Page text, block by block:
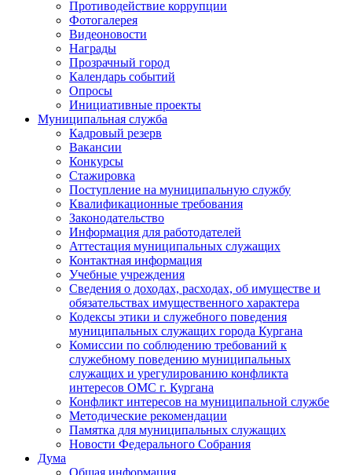
Противодействие коррупции
Фотогалерея
Видеоновости
Награды
Прозрачный город
Календарь событий
Опросы
Инициативные проекты
Муниципальная служба
Кадровый резерв
Вакансии
Конкурсы
Стажировка
Поступление на муниципальную службу
Квалификационные требования
Законодательство
Информация для работодателей
Аттестация муниципальных служащих
Контактная информация
Учебные учреждения
Сведения о доходах, расходах, об имуществе и
обязательствах имущественного характера
Кодексы этики и служебного поведения
муниципальных служащих города Кургана
Комиссии по соблюдению требований к
служебному поведению муниципальных
служащих и урегулированию конфликта
интересов ОМС г. Кургана
Конфликт интересов на муниципальной службе
Методические рекомендации
Памятка для муниципальных служащих
Новости Федерального Cобрания
Дума
Общая информация